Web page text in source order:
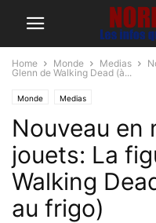
Home Monde Medias
Glenn de Walking Dead (à...
Monde Medias
Nouveau en
jouets: La
Walking
au frigo)